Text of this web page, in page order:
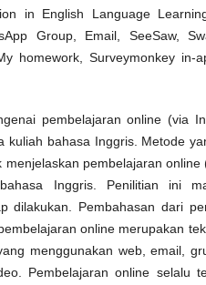
in English Language
Group, Email, SeeSaw,
homework, Surveymonkey in-
pembelajaran online (via
kuliah bahasa Inggris. Metode
pembelajaran online
Inggris. Penilitian ini
dilakukan. Pembahasan dari
online merupakan
menggunakan web, email,
Pembelajaran online selalu